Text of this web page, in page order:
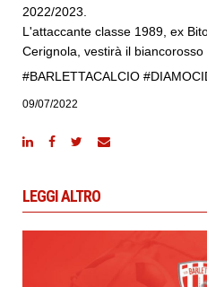
2022/2023.
L'attaccante classe 1989, ex
Cerignola, vestirà il
#BARLETTACALCIO
09/07/2022
LEGGI ALTRO